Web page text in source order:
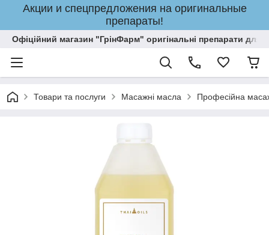
Акции и спецпредложения на оригинальные
препараты!
Офіційний магазин "ГрінФарм" оригінальні препарати для
Товари та послуги Масажні масла Професійна